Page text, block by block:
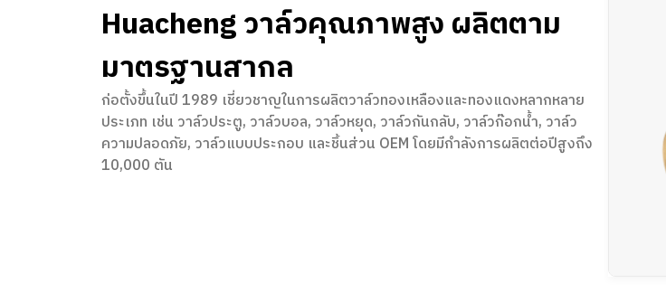
Huacheng วาล์วคุณภาพสูง ผลิตตาม
มาตรฐานสากล
ก่อตั้งขึ้นในปี 1989 เชี่ยวชาญในการผลิตวาล์วทองเหลืองและทองแดงหลากหลาย
ประเภท เช่น วาล์วประตู, วาล์วบอล, วาล์วหยุด, วาล์วกันกลับ, วาล์วก๊อกน้ำ, วาล์ว
ความปลอดภัย, วาล์วแบบประกอบ และชิ้นส่วน OEM โดยมีกำลังการผลิตต่อปีสูงถึง
10,000 ตัน